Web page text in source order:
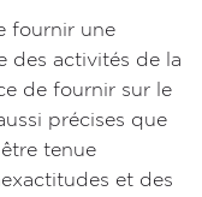
fournir une
des activités de la
de fournir sur le
précises que
tenue
et des